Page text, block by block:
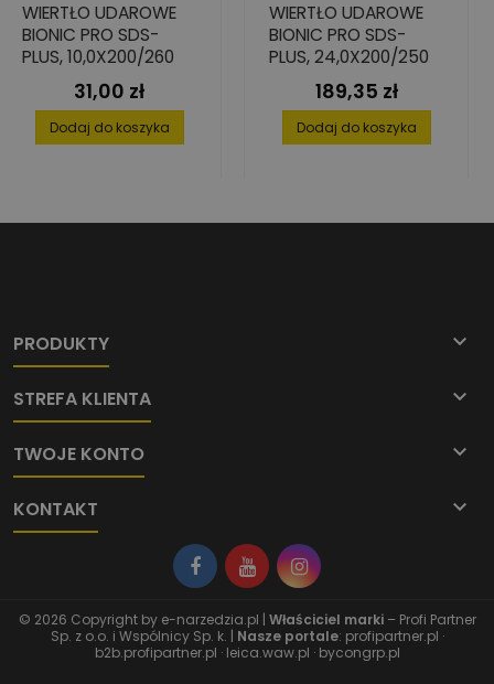
WIERTŁO UDAROWE
BIONIC PRO SDS-
PLUS, 10,0X200/260
Cena
31,00 zł
Dodaj do koszyka
WIERTŁO UDAROWE
BIONIC PRO SDS-
PLUS, 24,0X200/250
Cena
189,35 zł
Dodaj do koszyka
PRODUKTY 
STREFA KLIENTA 
TWOJE KONTO 
KONTAKT 
© 2026 Copyright by e-narzedzia.pl | Właściciel marki– Profi Partner
Sp. z o.o. i Wspólnicy Sp. k. | Nasze portale: profipartner.pl ·
b2b.profipartner.pl · leica.waw.pl · bycongrp.pl